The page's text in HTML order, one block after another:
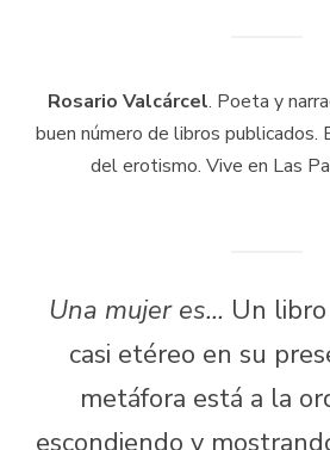
Rosario Valcárcel. Poeta y
buen número de libros publicados.
del erotismo. Vive en Las
Una mujer es… Un
casi etéreo en su
metáfora está a la